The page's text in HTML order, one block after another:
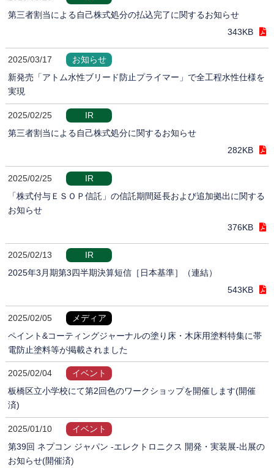
第三者割当による自己株式処分の払込完了に関するお知らせ
343KB
2025/03/17
お知らせ
新発売「アトム水性ブリード防止プライマー」で全工程水性仕様を
実現
2025/02/25
IR
第三者割当による自己株式処分に関するお知らせ
282KB
2025/02/25
IR
「株式付与ＥＳＯＰ信託」の信託期間延長および追加拠出に関する
お知らせ
376KB
2025/02/13
IR
2025年3月期第3四半期決算短信［日本基準］（連結）
543KB
2025/02/05
メディア
ペイント&コーティングジャーナルの塗り床・木床用塗料特集に帯
電防止塗料等が掲載されました
2025/02/04
イベント
板橋区立小学校にて第2回色のワークショップを開催します(開催
済)
2025/01/10
イベント
第39回 ネプコン ジャパン -エレクトロニクス 開発・実装展-出展の
お知らせ(開催済)